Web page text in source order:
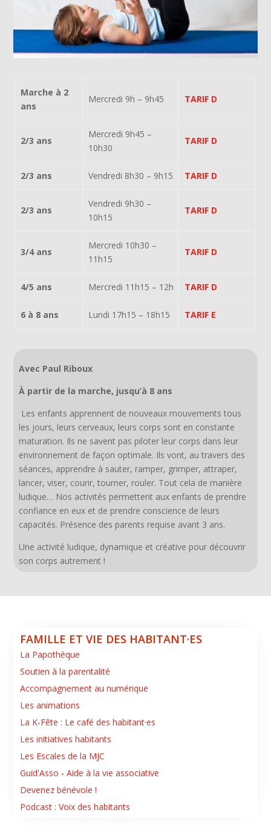
Marche à 2
ans
Mercredi 9h – 9h45 TARIF D
2/3 ans
Mercredi 9h45 –
10h30
TARIF D
2/3 ans Vendredi 8h30 – 9h15 TARIF D
2/3 ans
Vendredi 9h30 –
10h15
TARIF D
3/4 ans
Mercredi 10h30 –
11h15
TARIF D
4/5 ans Mercredi 11h15 – 12h TARIF D
6 à 8 ans Lundi 17h15 – 18h15 TARIF E
Avec Paul Riboux
À partir de la marche, jusqu’à 8 ans
Les enfants apprennent de nouveaux mouvements tous
les jours, leurs cerveaux, leurs corps sont en constante
maturation. Ils ne savent pas piloter leur corps dans leur
environnement de façon optimale. Ils vont, au travers des
séances, apprendre à sauter, ramper, grimper, attraper,
lancer, viser, courir, tourner, rouler. Tout cela de manière
ludique… Nos activités permettent aux enfants de prendre
confiance en eux et de prendre conscience de leurs
capacités. Présence des parents requise avant 3 ans.
Une activité ludique, dynamique et créative pour découvrir
son corps autrement !
FAMILLE ET VIE DES HABITANT·ES
La Papothèque
Soutien à la parentalité
Accompagnement au numérique
Les animations
La K-Fête : Le café des habitant·es
Les initiatives habitants
Les Escales de la MJC
Guid'Asso - Aide à la vie associative
Devenez bénévole !
Podcast : Voix des habitants